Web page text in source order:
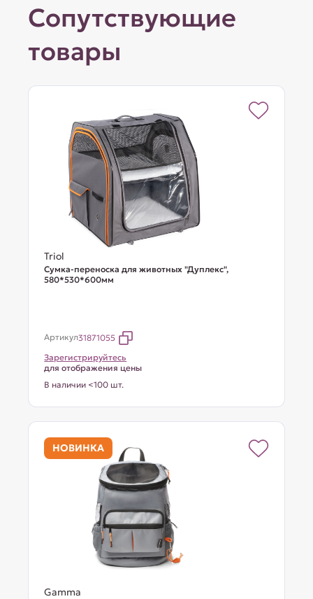
Сопутствующие
товары
Triol
Сумка-переноска для животных "Дуплекс",
580*530*600мм
Артикул31871055
Зарегистрируйтесь
для отображения цены
В наличии <100 шт.
НОВИНКА
Gamma